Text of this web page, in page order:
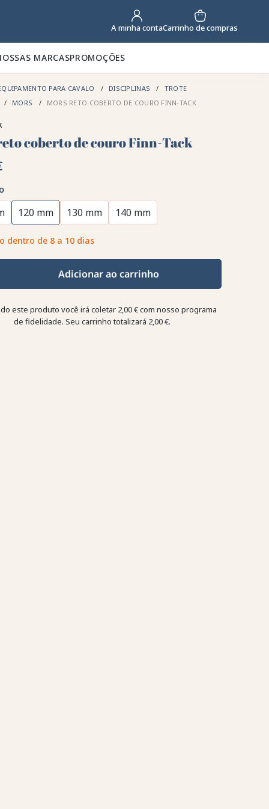
A minha contaCarrinho de compras
MARCASPROMOÇÕES
PARA CAVALO DISCIPLINAS
TROTE
MORS
MORS RETO COBERTO DE COURO FINN-TACK
coberto de couro Finn-Tack
120 mm 130 mm 140 mm
dentro de 8 a 10 dias
Adicionar ao carrinho
este produto você irá coletar 2,00 €com nosso programa
de fidelidade. Seu carrinho totalizará 2,00 €.